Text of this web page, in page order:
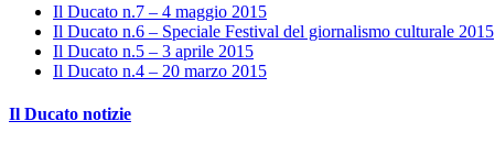
Il Ducato n.7 – 4 maggio 2015
Il Ducato n.6 – Speciale Festival del giornalismo culturale 2015
Il Ducato n.5 – 3 aprile 2015
Il Ducato n.4 – 20 marzo 2015
Il Ducato notizie